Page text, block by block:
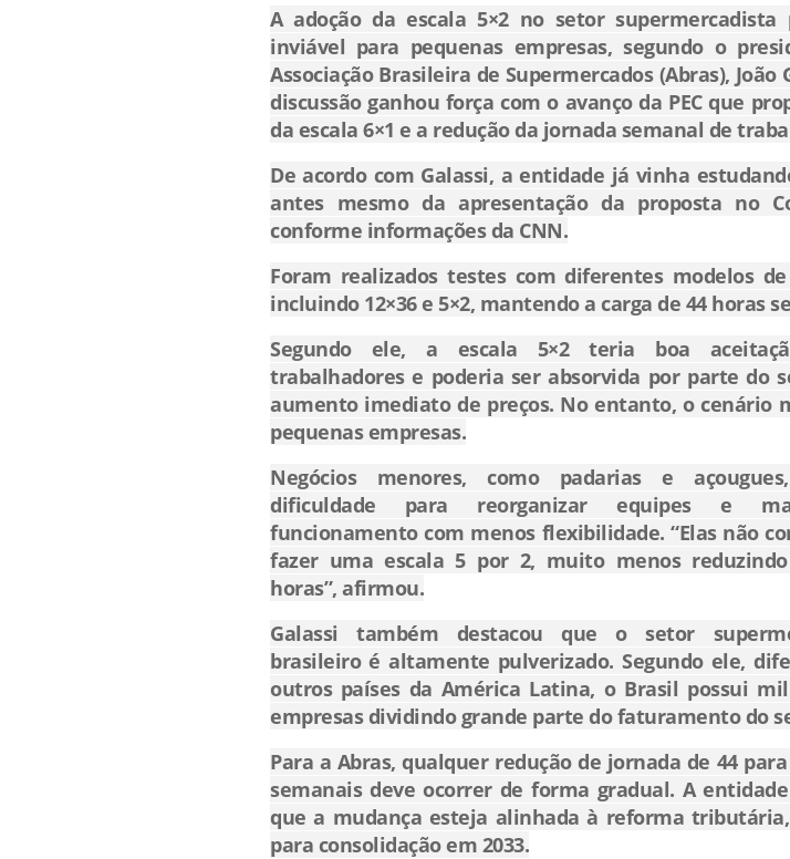
A adoção da escala 5×2 no setor supermercadista
inviável para pequenas empresas, segundo o
Associação Brasileira de Supermercados (Abras), João
discussão ganhou força com o avanço da PEC que
da escala 6×1 e a redução da jornada semanal de
De acordo com Galassi, a entidade já vinha
antes mesmo da apresentação da proposta no
conforme informações da CNN.
Foram realizados testes com diferentes modelos
incluindo 12×36 e 5×2, mantendo a carga de 44 horas
Segundo ele, a escala 5×2 teria boa
trabalhadores e poderia ser absorvida por parte do
aumento imediato de preços. No entanto, o cenário
pequenas empresas.
Negócios menores, como padarias e
dificuldade para reorganizar equipes e
funcionamento com menos flexibilidade. “Elas não
fazer uma escala 5 por 2, muito menos
horas”, afirmou.
Galassi também destacou que o setor
brasileiro é altamente pulverizado. Segundo ele,
outros países da América Latina, o Brasil possui
empresas dividindo grande parte do faturamento do
Para a Abras, qualquer redução de jornada de 44
semanais deve ocorrer de forma gradual. A
que a mudança esteja alinhada à reforma
para consolidação em 2033.